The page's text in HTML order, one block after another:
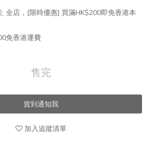
全店，[限時優惠] 買滿HK$200即免香港本
免香港運費
售完
貨到通知我
加入追蹤清單